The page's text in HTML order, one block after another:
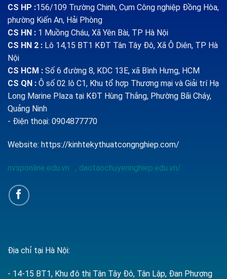
CS HP :156/109 Trường Chinh, Cụm Công nghiệp Đồng Hòa,
phường Kiến An, Hải Phòng
CS HN : 1 Muồng Cháu, Xã Yên Bài, TP Hà Nội
CS HN 2 : Lô 14,15 BT1 KĐT Tân Tây Đô, Xã Ô Diên, TP Hà
Nội
CS HCM : Số 6 đường 8, KDC 13E, xã Bình Hưng, HCM
CS QN : Ô số 02 lô C1, Khu tổ hợp Thương mại và Giải trí Hạ
Long Marine Plaza tại KĐT Hùng Thắng, Phường Bãi Cháy,
Quảng Ninh
- Điện thoại: 0904877770
Website: https://kinhtekythuatcongnghiep.com/
nvsponline.edu.vn , daotaochuyennghiep.edu.vn/
Địa chỉ tại Hà Nội:
- 14-15 BT1, Khu đô thị Tân Tây Đô, Tân Lập, Đan Phượng